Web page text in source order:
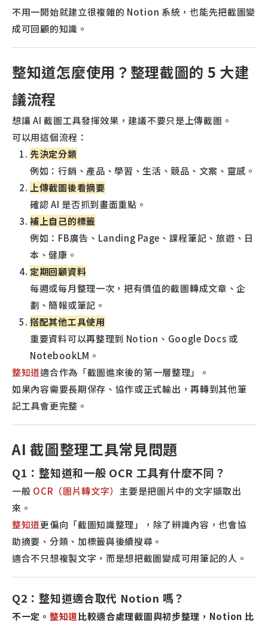
不用一開始就建立很複雜的 Notion 系統，也能先把截圖變
成可回顧的知識。
整知道怎麼使用？整理截圖的 5 大建
議流程
想讓 AI 截圖工具發揮效果，建議不要只是上傳截圖。
可以用這個流程：
先決定分類
例如：行銷、產品、學習、生活、競品、文案、靈感。
上傳截圖後看摘要
確認 AI 是否抓到畫面重點。
補上自己的標籤
例如：FB廣告、Landing Page、課程筆記、旅遊、日
本、健康。
定期回顧資料
每週或每月整理一次，把有價值的截圖轉成文章、企
劃、簡報或筆記。
搭配其他工具使用
重要資料可以再整理到 Notion、Google Docs 或
NotebookLM。
整知道適合作為「截圖進來後的第一層整理」。
如果內容需要長期保存、協作或正式輸出，再轉到其他筆
記工具會更完整。
AI 截圖整理工具常見問題
Q1：整知道和一般 OCR 工具有什麼不同？
一般 OCR（圖片轉文字） 主要是把圖片中的文字擷取出
來。
整知道更偏向「截圖知識整理」，除了辨識內容，也會協
助摘要、分類、加標籤與後續搜尋。
適合不只想複製文字，而是想把截圖變成可用筆記的人。
Q2：整知道適合取代 Notion 嗎？
不一定。 整知道比較適合處理截圖與初步整理，Notion 比